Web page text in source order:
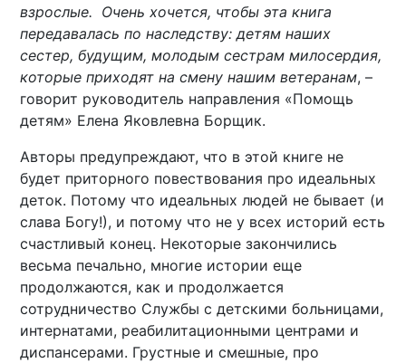
взрослые. Очень хочется, чтобы эта книга
передавалась по наследству: детям наших
сестер, будущим, молодым сестрам милосердия,
которые приходят на смену нашим ветеранам, –
говорит руководитель направления «Помощь
детям» Елена Яковлевна Борщик.
Авторы предупреждают, что в этой книге не
будет приторного повествования про идеальных
деток. Потому что идеальных людей не бывает (и
слава Богу!), и потому что не у всех историй есть
счастливый конец. Некоторые закончились
весьма печально, многие истории еще
продолжаются, как и продолжается
сотрудничество Службы с детскими больницами,
интернатами, реабилитационными центрами и
диспансерами. Грустные и смешные, про